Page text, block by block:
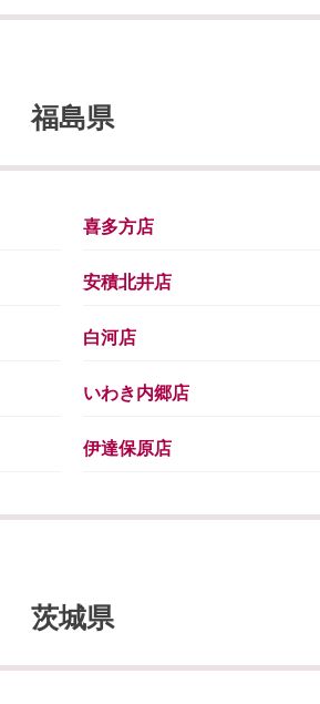
福島県
喜多方店
安積北井店
白河店
いわき内郷店
伊達保原店
茨城県